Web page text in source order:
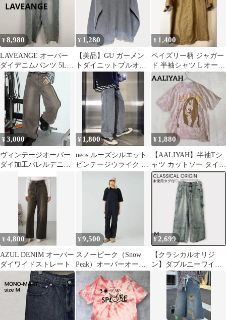
¥8,980
LAVEANGE オーバー
ダイデニムパンツ 5L
Sasaki Miki タグ付
¥ 1,280
【美品】GU ガーメン
トダイニットプルオー
バー L チャコール 雰囲
気抜群
¥ 1,400
ペイズリー柄 ジャガー
ド 半袖シャツ L オーバ
ーダイ 後染め
¥3,000
ヴィンテージオーバー
ダイ加工バレルデニム
¥ 1,800
neos ルーズシルエット
ビンテージウライク オ
¥ 1,880
【AALIYAH】半袖Tシ
ャツ カットソー タイダ
イ ビックシルエット
Y2K
¥4,800
AZUL DENIM オーバー
ダイワイドストレート
¥9,500
スノーピーク（Snow
Peak）オーバーオー
ル ブラック2
¥2,699
【クラシカルオリジ
ン】ダブルニーワイド
ペインターデニム/新品
未使用/オーバーダイ